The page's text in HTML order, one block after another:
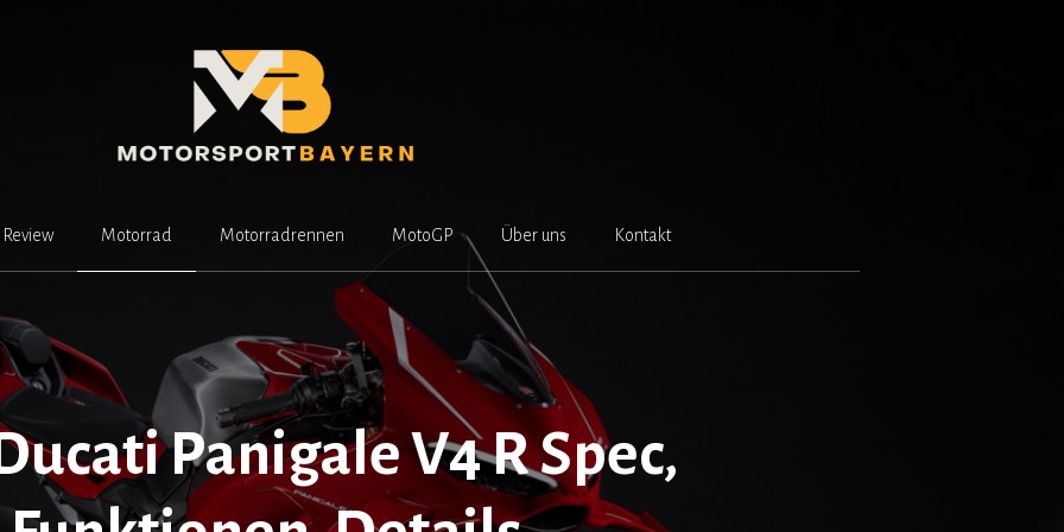
Review Motorrad Motorradrennen MotoGP Über uns Kontakt
Panigale V4 R Spec,